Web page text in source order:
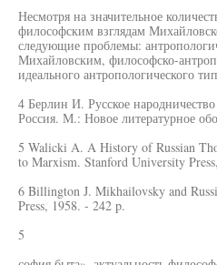
Несмотря на значительное
философским взглядам
следующие проблемы:
Михайловским, философско-
идеального антропологического
4 Берлин И. Русское
Россия. М.: Новое литературное
5 Walicki A. A History of Russian
to Marxism. Stanford University
6 Billington J. Mikhailovsky and
Press, 1958. - 242 p.
5